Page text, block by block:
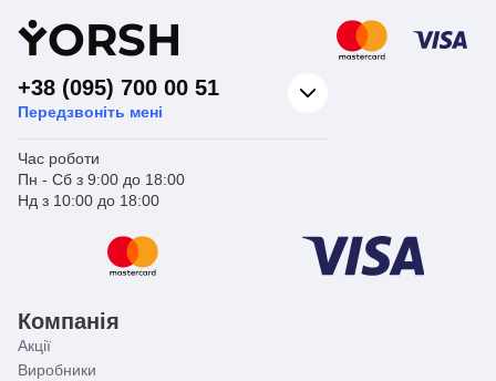
YORSH
+38 (095) 700 00 51
Передзвоніть мені
Час роботи
Пн - Сб з 9:00 до 18:00
Нд з 10:00 до 18:00
Компанія
Акції
Виробники